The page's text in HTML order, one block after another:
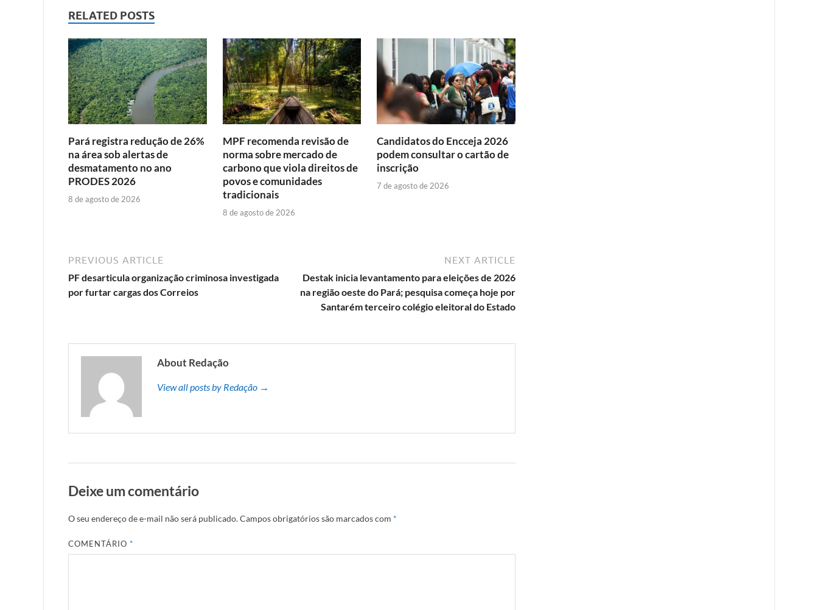
RELATED POSTS
Pará registra redução de 26%
na área sob alertas de
desmatamento no ano
PRODES 2026
8 de agosto de 2026
MPF recomenda revisão de
norma sobre mercado de
carbono que viola direitos de
povos e comunidades
tradicionais
8 de agosto de 2026
Candidatos do Encceja 2026
podem consultar o cartão de
inscrição
7 de agosto de 2026
PREVIOUS ARTICLE
PF desarticula organização criminosa investigada
por furtar cargas dos Correios
NEXT ARTICLE
Destak inicia levantamento para eleições de 2026
na região oeste do Pará; pesquisa começa hoje por
Santarém terceiro colégio eleitoral do Estado
About Redação
View all posts by Redação →
Deixe um comentário
O seu endereço de e-mail não será publicado.Campos obrigatórios são marcados com *
COMENTÁRIO*